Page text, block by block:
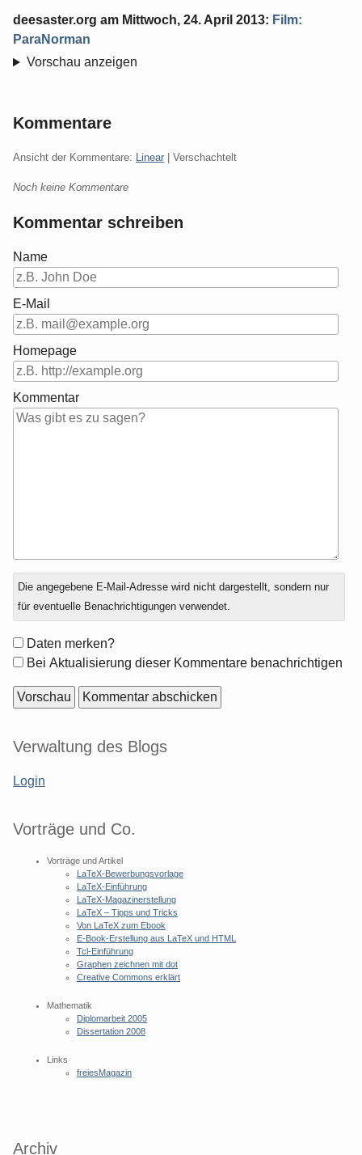
deesaster.org am Mittwoch, 24. April 2013: Film:
ParaNorman
Vorschau anzeigen
Kommentare
Ansicht der Kommentare: Linear | Verschachtelt
Noch keine Kommentare
Kommentar schreiben
Name
E-Mail
Homepage
Kommentar
Antwort
zu
Die angegebene E-Mail-Adresse wird nicht dargestellt, sondern nur
für eventuelle Benachrichtigungen verwendet.
Formular-
Optionen
Daten merken?
Bei Aktualisierung dieser Kommentare benachrichtigen
Seitenleiste
Verwaltung des Blogs
Login
Vorträge und Co.
Vorträge und Artikel
LaTeX-Bewerbungsvorlage
LaTeX-Einführung
LaTeX-Magazinerstellung
LaTeX – Tipps und Tricks
Von LaTeX zum Ebook
E-Book-Erstellung aus LaTeX und HTML
Tcl-Einführung
Graphen zeichnen mit dot
Creative Commons erklärt
Mathematik
Diplomarbeit 2005
Dissertation 2008
Links
freiesMagazin
Archiv